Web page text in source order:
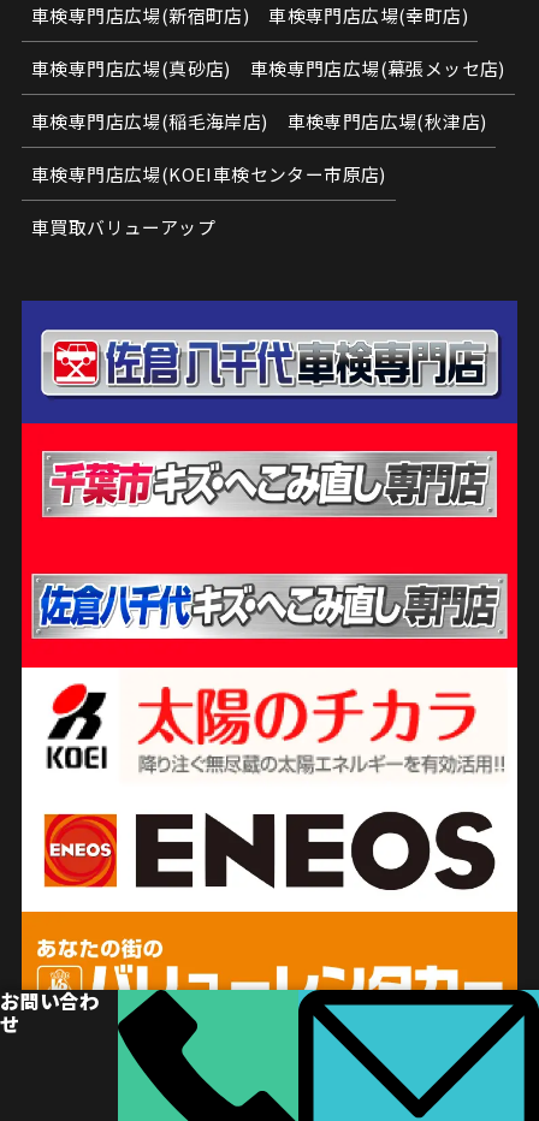
お問い合わ
せ
車検専門店広場(新宿町店) 車検専門店広場(幸町店)
車検専門店広場(真砂店) 車検専門店広場(幕張メッセ店)
車検専門店広場(稲毛海岸店) 車検専門店広場(秋津店)
車検専門店広場(KOEI車検センター市原店)
車買取バリューアップ
© 2024 千葉市車検専門店